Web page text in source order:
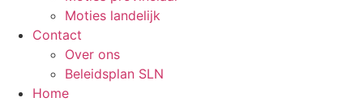
Moties landelijk
Contact
Over ons
Beleidsplan SLN
Home